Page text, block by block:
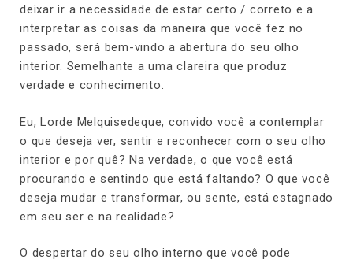
deixar ir a necessidade de estar certo / correto e a
interpretar as coisas da maneira que você fez no
passado, será bem-vindo a abertura do seu olho
interior. Semelhante a uma clareira que produz
verdade e conhecimento.
Eu, Lorde Melquisedeque, convido você a contemplar
o que deseja ver, sentir e reconhecer com o seu olho
interior e por quê? Na verdade, o que você está
procurando e sentindo que está faltando? O que você
deseja mudar e transformar, ou sente, está estagnado
em seu ser e na realidade?
O despertar do seu olho interno que você pode